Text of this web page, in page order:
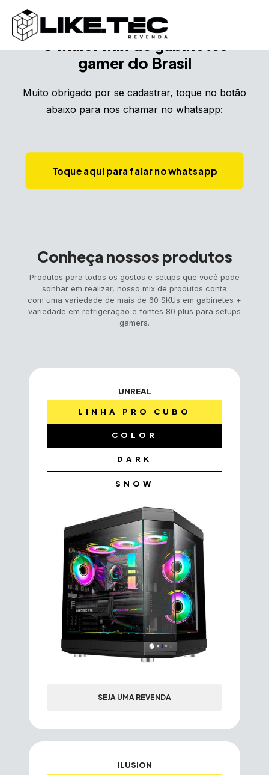
O maior mix de gabinetes
gamer do Brasil
Muito obrigado por se cadastrar, toque no botão
abaixo para nos chamar no whatsapp:
Toque aqui para falar no whatsapp
Conheça nossos produtos
Produtos para todos os gostos e setups que você pode
sonhar em realizar, nosso mix de produtos conta
com uma variedade de mais de 60 SKUs em gabinetes +
variedade em refrigeração e fontes 80 plus para setups
gamers.
UNREAL
LINHA PRO CUBO
COLOR
DARK
SNOW
SEJA UMA REVENDA
ILUSION